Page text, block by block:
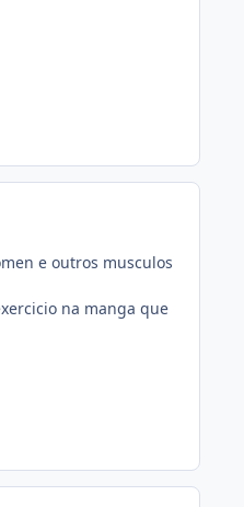
e outros musculos
na manga que